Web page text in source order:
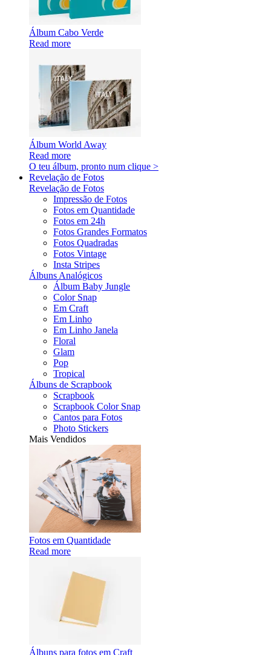
Álbum Cabo Verde
Read more
Álbum World Away
Read more
O teu álbum, pronto num clique >
Revelação de Fotos
Revelação de Fotos
Impressão de Fotos
Fotos em Quantidade
Fotos em 24h
Fotos Grandes Formatos
Fotos Quadradas
Fotos Vintage
Insta Stripes
Álbuns Analógicos
Álbum Baby Jungle
Color Snap
Em Craft
Em Linho
Em Linho Janela
Floral
Glam
Pop
Tropical
Álbuns de Scrapbook
Scrapbook
Scrapbook Color Snap
Cantos para Fotos
Photo Stickers
Mais Vendidos
Fotos em Quantidade
Read more
Álbuns para fotos em Craft